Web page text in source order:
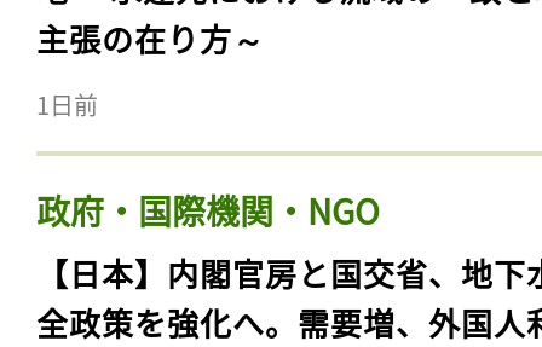
主張の在り方～
1日前
政府・国際機関・NGO
【日本】内閣官房と国交省、地下
全政策を強化へ。需要増、外国人